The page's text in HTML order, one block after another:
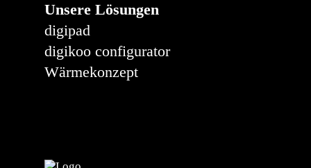
Unsere Lösungen
digipad
digikoo configurator
Wärmekonzept